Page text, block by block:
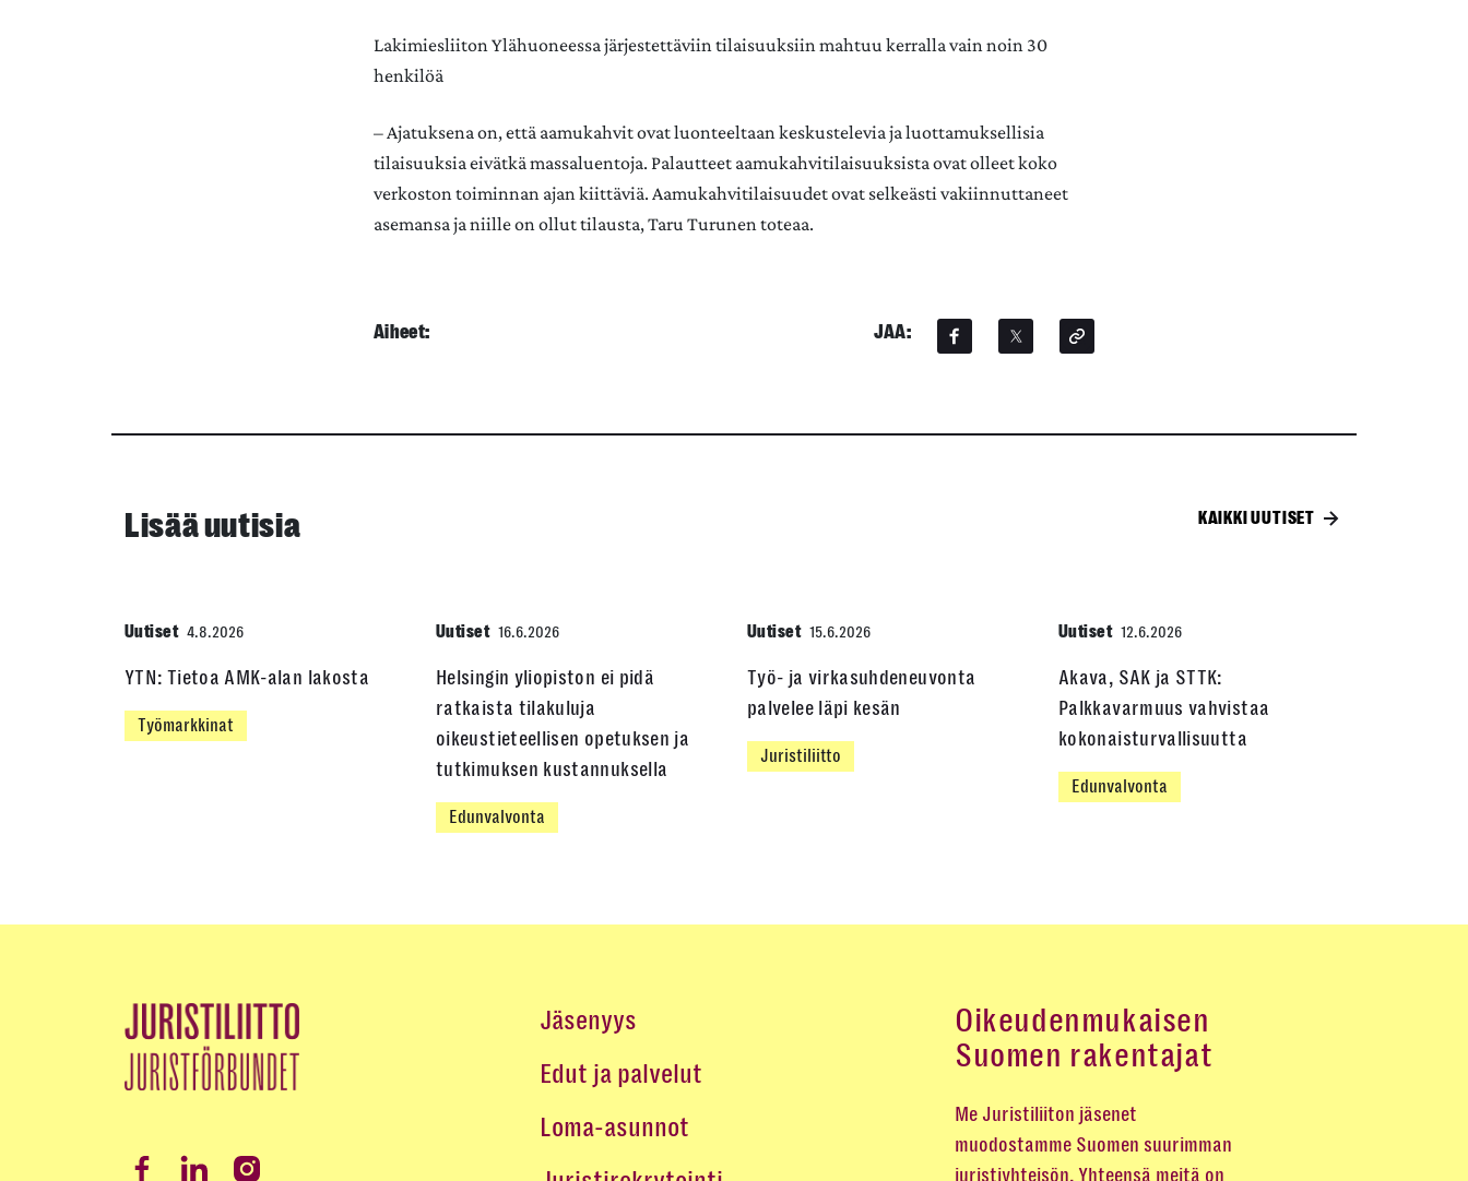
Lakimiesliiton Ylähuoneessa järjestettäviin tilaisuuksiin mahtuu kerralla vain noin 30
henkilöä
– Ajatuksena on, että aamukahvit ovat luonteeltaan keskustelevia ja luottamuksellisia
tilaisuuksia eivätkä massaluentoja. Palautteet aamukahvitilaisuuksista ovat olleet koko
verkoston toiminnan ajan kiittäviä. Aamukahvitilaisuudet ovat selkeästi vakiinnuttaneet
asemansa ja niille on ollut tilausta, Taru Turunen toteaa.
Aiheet: JAA:
Lisää uutisia KAIKKI UUTISET
Uutiset 4.8.2026
YTN: Tietoa AMK-alan lakosta
Työmarkkinat
Uutiset 16.6.2026
Helsingin yliopiston ei pidä
ratkaista tilakuluja
oikeustieteellisen opetuksen ja
tutkimuksen kustannuksella
Edunvalvonta
Uutiset 15.6.2026
Työ- ja virkasuhdeneuvonta
palvelee läpi kesän
Juristiliitto
Uutiset 12.6.2026
Akava, SAK ja STTK:
Palkkavarmuus vahvistaa
kokonaisturvallisuutta
Edunvalvonta
Jäsenyys
Edut ja palvelut
Loma-asunnot
Oikeudenmukaisen
Suomen rakentajat
Me Juristiliiton jäsenet
muodostamme Suomen suurimman
juristiyhteisön. Yhteensä meitä on